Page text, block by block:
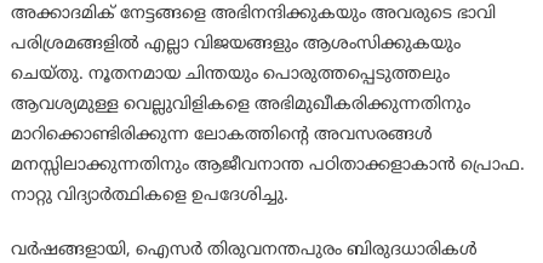
അക്കാദമിക് നേട്ടങ്ങളെ അഭിനന്ദിക്കുകയും അവരുടെ ഭാവി
പരിശ്രമങ്ങളിൽ എല്ലാ വിജയങ്ങളും ആശംസിക്കുകയും
ചെയ്തു. നൂതനമായ ചിന്തയും പൊരുത്തപ്പെടുത്തലും
ആവശ്യമുള്ള വെല്ലുവിളികളെ അഭിമുഖീകരിക്കുന്നതിനും
മാറിക്കൊണ്ടിരിക്കുന്ന ലോകത്തിന്റെ അവസരങ്ങൾ
മനസ്സിലാക്കുന്നതിനും ആജീവനാന്ത പഠിതാക്കളാകാൻ പ്രൊഫ.
നാറ്റു വിദ്യാർത്ഥികളെ ഉപദേശിച്ചു.
വർഷങ്ങളായി, ഐസർ തിരുവനന്തപുരം ബിരുദധാരികൾ